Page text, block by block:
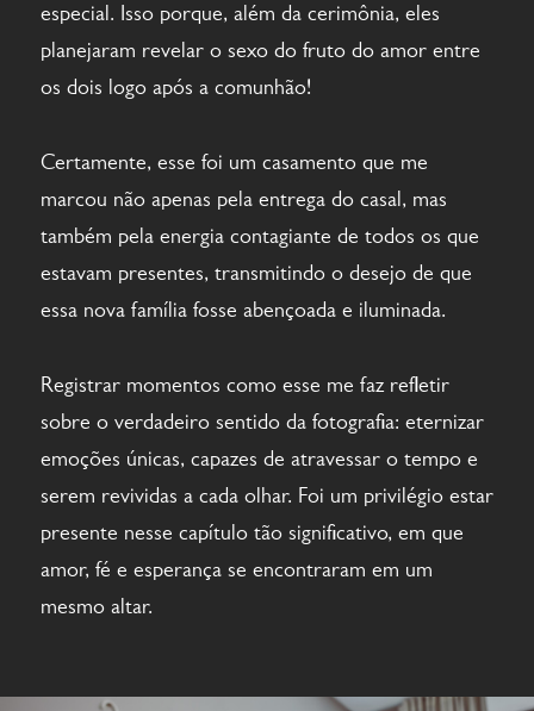
especial. Isso porque, além da cerimônia, eles
planejaram revelar o sexo do fruto do amor entre
os dois logo após a comunhão!
Certamente, esse foi um casamento que me
marcou não apenas pela entrega do casal, mas
também pela energia contagiante de todos os que
estavam presentes, transmitindo o desejo de que
essa nova família fosse abençoada e iluminada.
Registrar momentos como esse me faz refletir
sobre o verdadeiro sentido da fotografia: eternizar
emoções únicas, capazes de atravessar o tempo e
serem revividas a cada olhar. Foi um privilégio estar
presente nesse capítulo tão significativo, em que
amor, fé e esperança se encontraram em um
mesmo altar.